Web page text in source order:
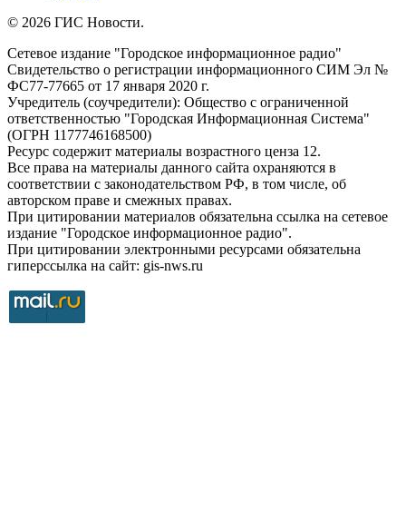
© 2026 ГИС Новости.
Сетевое издание "Городское информационное радио"
Свидетельство о регистрации информационного СИМ Эл №
ФС77-77665 от 17 января 2020 г.
Учредитель (соучредители): Общество с ограниченной
ответственностью "Городская Информационная Система"
(ОГРН 1177746168500)
Ресурс содержит материалы возрастного ценза 12.
Все права на материалы данного сайта охраняются в
соответствии с законодательством РФ, в том числе, об
авторском праве и смежных правах.
При цитировании материалов обязательна ссылка на сетевое
издание "Городское информационное радио".
При цитировании электронными ресурсами обязательна
гиперссылка на сайт: gis-nws.ru